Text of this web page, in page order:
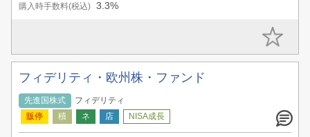
購入時手数料(税込) 3.3%
フィデリティ・欧州株・ファンド
先進国株式 フィデリティ